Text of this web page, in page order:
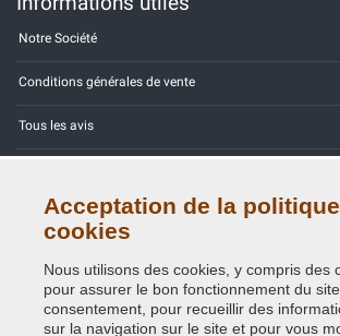
Notre Société
Conditions générales de vente
Tous les avis
Contactez-nous
Politique de confidentialité - RGPD
Acceptation de la
cookies
Nous utilisons des cookies, y compris des
pour assurer le bon fonctionnement du
consentement, pour recueillir des
sur la navigation sur le site et pour vous